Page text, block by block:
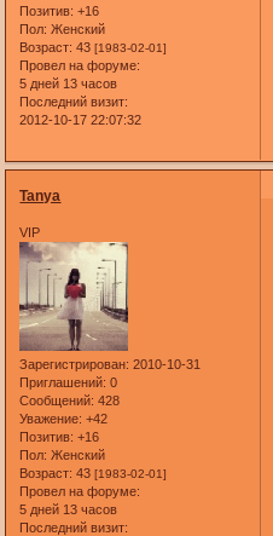
Позитив: +16
Пол: Женский
Возраст: 43[1983-02-01]
Провел на форуме:
5 дней 13 часов
Последний визит:
2012-10-17 22:07:32
Tanya
VIP
Зарегистрирован: 2010-10-31
Приглашений: 0
Сообщений: 428
Уважение: +42
Позитив: +16
Пол: Женский
Возраст: 43[1983-02-01]
Провел на форуме:
5 дней 13 часов
Последний визит: